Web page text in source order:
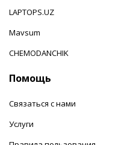
LAPTOPS.UZ
Mavsum
CHEMODANCHIK
Помощь
Связаться с нами
Услуги